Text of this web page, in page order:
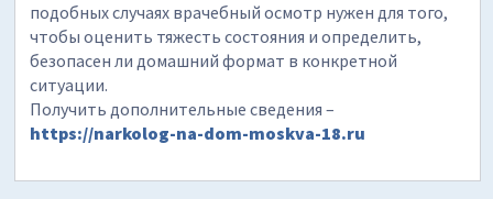
подобных случаях врачебный осмотр нужен для того,
чтобы оценить тяжесть состояния и определить,
безопасен ли домашний формат в конкретной
ситуации.
Получить дополнительные сведения –
https://narkolog-na-dom-moskva-18.ru